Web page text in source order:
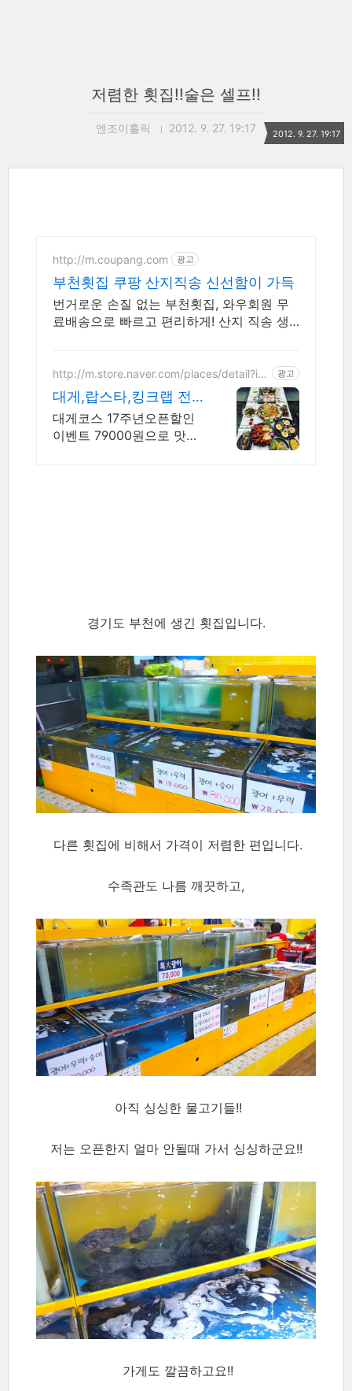
저렴한 횟집!!술은 셀프!!
엔조이홀릭 2012. 9. 27. 19:17 2012. 9. 27. 19:17
http://m.coupang.com 광고
부천횟집 쿠팡 산지직송 신선함이 가득
번거로운 손질 없는 부천횟집, 와우회원 무
료배송으로 빠르고 편리하게! 산지 직송 생
http://m.store.naver.com/places/detail?id
광고
대게,랍스타,킹크랩 전
문점
대게코스 17주년오픈할인
이벤트 79000원으로 맛있
경기도 부천에 생긴 횟집입니다.
다른 횟집에 비해서 가격이 저렴한 편입니다.
수족관도 나름 깨끗하고,
아직 싱싱한 물고기들!!
저는 오픈한지 얼마 안될때 가서 싱싱하군요!!
가게도 깔끔하고요!!